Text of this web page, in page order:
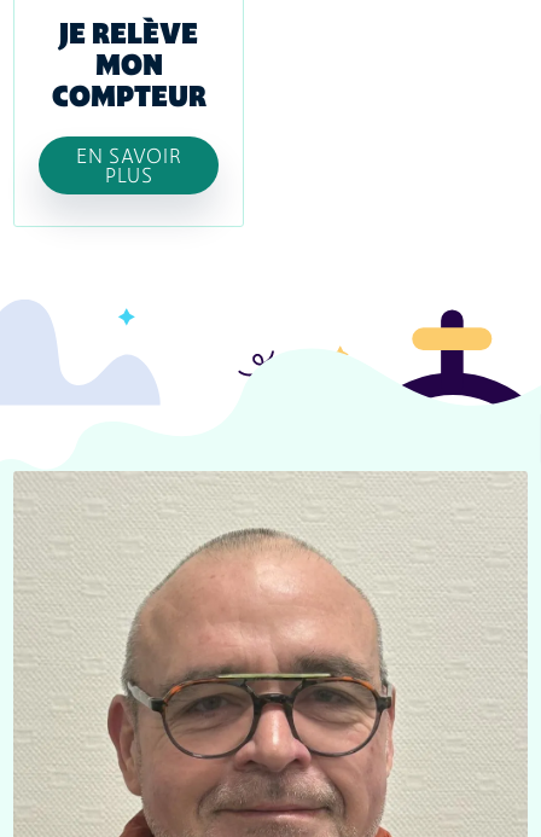
JE RELÈVE
MON
COMPTEUR
EN SAVOIR
PLUS